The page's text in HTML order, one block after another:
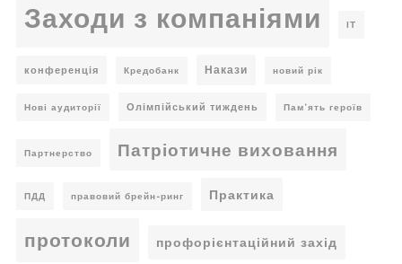
Заходи з компаніями ІТ
конференція Кредобанк Накази новий рік
Нові аудиторії Олімпійський тиждень Пам’ять героїв
Партнерство Патріотичне виховання
ПДД правовий брейн-ринг Практика
протоколи профорієнтаційний захід